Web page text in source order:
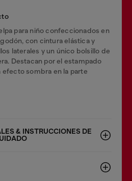
para niño confeccionados en
con cintura elástica y
laterales y un único bolsillo de
Destacan por el estampado
sombra en la parte
& INSTRUCCIONES DE